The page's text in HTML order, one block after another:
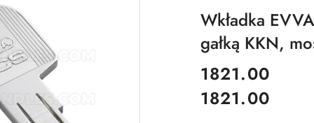
Wkładka
gałką KKN,
cena:
1821.00
Cena:
1821.00